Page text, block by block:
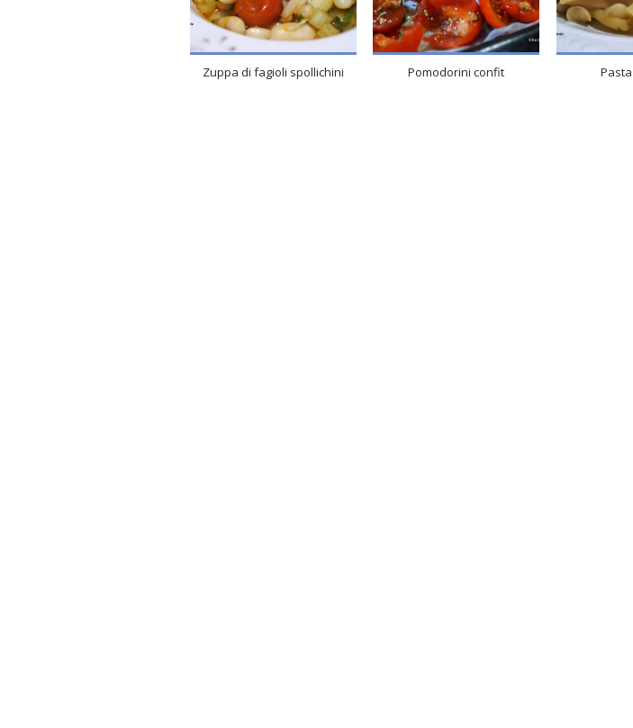
4
60 Min
Zuppa di fagioli spollichini
4
120
Min
Pomodorini confit